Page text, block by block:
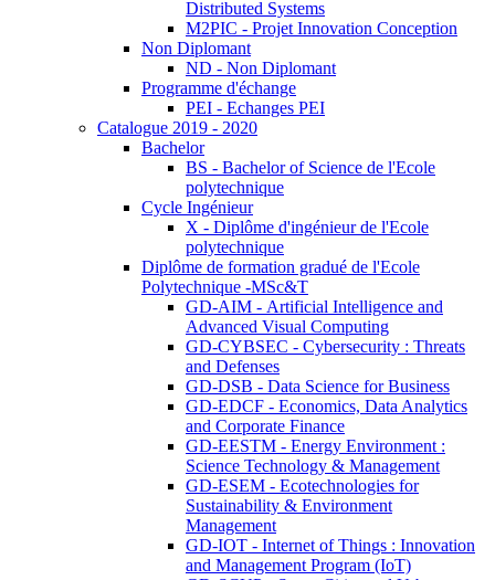
Distributed Systems
M2PIC - Projet Innovation Conception
Non Diplomant
ND - Non Diplomant
Programme d'échange
PEI - Echanges PEI
Catalogue 2019 - 2020
Bachelor
BS - Bachelor of Science de l'Ecole
polytechnique
Cycle Ingénieur
X - Diplôme d'ingénieur de l'Ecole
polytechnique
Diplôme de formation gradué de l'Ecole
Polytechnique -MSc&T
GD-AIM - Artificial Intelligence and
Advanced Visual Computing
GD-CYBSEC - Cybersecurity : Threats
and Defenses
GD-DSB - Data Science for Business
GD-EDCF - Economics, Data Analytics
and Corporate Finance
GD-EESTM - Energy Environment :
Science Technology & Management
GD-ESEM - Ecotechnologies for
Sustainability & Environment
Management
GD-IOT - Internet of Things : Innovation
and Management Program (IoT)